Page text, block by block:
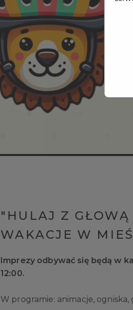
"HULAJ Z
WAKACJE W
Imprezy odbywać się będą w
12:00.
W programie: animacje,